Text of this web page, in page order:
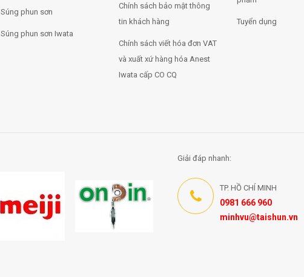
Súng phun sơn
Súng phun sơn Iwata
Chính sách bảo mật thông
tin khách hàng
Chính sách viết hóa đơn VAT
và xuất xứ hàng hóa Anest
Iwata cấp CO CQ
Tuyển dụng
Giải đáp nhanh:
TP. HỒ CHÍ MINH
0981 666 960
minhvu@taishun.vn